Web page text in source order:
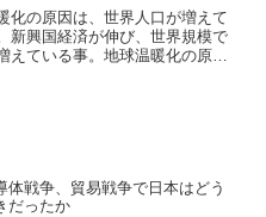
化の原因は、世界人口が増えて
新興国経済が伸び、世界規模で
えている事。地球温暖化の原因
体戦争、貿易戦争で日本はどう
だったか